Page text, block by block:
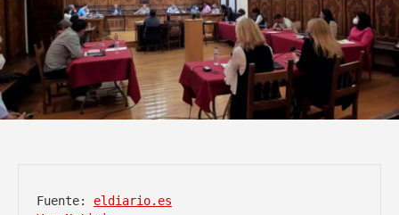
Fuente: eldiario.es